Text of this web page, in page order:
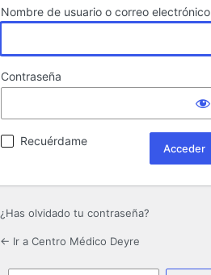
Nombre de usuario o correo electrónico
Contraseña
Recuérdame
¿Has olvidado tu contraseña?
← Ir a Centro Médico Deyre